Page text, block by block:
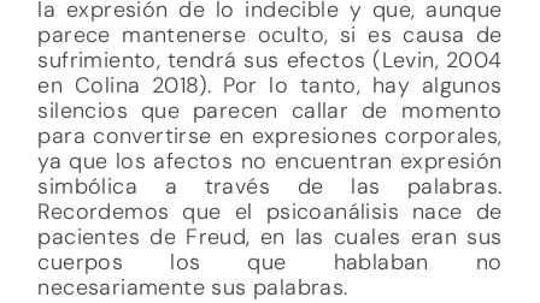
la expresión de lo indecible y que, aunque
parece mantenerse oculto, si es causa de
sufrimiento, tendrá sus efectos (Levin, 2004
en Colina 2018). Por lo tanto, hay algunos
silencios que parecen callar de momento
para convertirse en expresiones corporales,
ya que los afectos no encuentran expresión
simbólica a través de las palabras.
Recordemos que el psicoanálisis nace de
pacientes de Freud, en las cuales eran sus
cuerpos los que hablaban no
necesariamente sus palabras.